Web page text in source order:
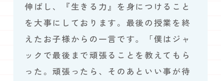
伸ばし、『生きる力』を身につけること
を大事にしております。最後の授業を終
えたお子様からの一言です。「僕はジャ
ックで最後まで頑張ることを教えてもら
った。頑張ったら、そのあといい事が待